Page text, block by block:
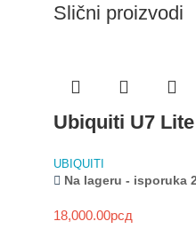
Slični proizvodi
Ubiquiti U7
UBIQUITI
Na lageru - isporuka
18,000.00рсд